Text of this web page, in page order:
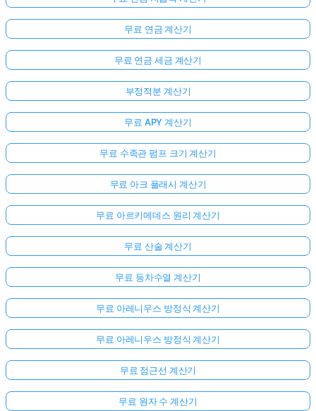
문
니
다
번
질
하
무료 연금 계산기
무료 연금 세금 계산기
부정적분 계산기
무료 APY 계산기
무료 수족관 펌프 크기 계산기
무료 아크 플래시 계산기
무료 아르키메데스 원리 계산기
무료 산술 계산기
무료 등차수열 계산기
무료 아레니우스 방정식 계산기
무료 아레니우스 방정식 계산기
무료 점근선 계산기
무료 원자 수 계산기